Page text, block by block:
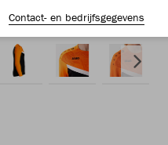
Contact- en bedrijfsgegevens